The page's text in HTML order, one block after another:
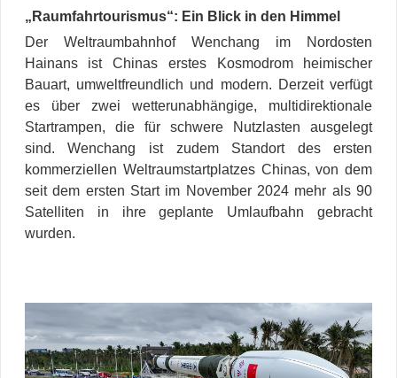
„Raumfahrtourismus“: Ein Blick in den Himmel
Der Weltraumbahnhof Wenchang im Nordosten
Hainans ist Chinas erstes Kosmodrom heimischer
Bauart, umweltfreundlich und modern. Derzeit verfügt
es über zwei wetterunabhängige, multidirektionale
Startrampen, die für schwere Nutzlasten ausgelegt
sind. Wenchang ist zudem Standort des ersten
kommerziellen Weltraumstartplatzes Chinas, von dem
seit dem ersten Start im November 2024 mehr als 90
Satelliten in ihre geplante Umlaufbahn gebracht
wurden.